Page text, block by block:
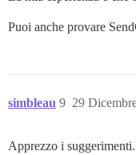
Puoi anche provare
simbleau 29
9
Apprezzo i suggerimenti.